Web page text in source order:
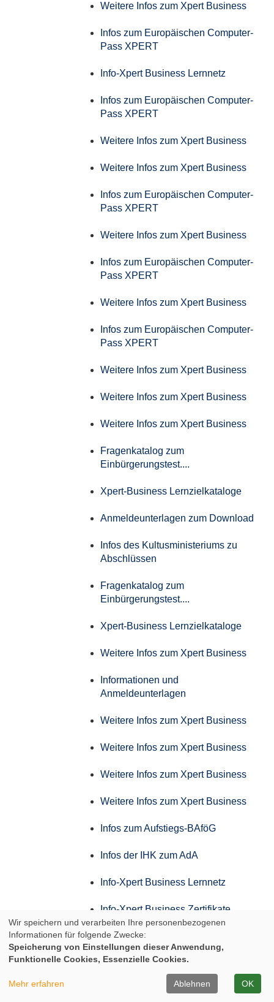
Weitere Infos zum Xpert Business
Infos zum Europäischen Computer-
Pass XPERT
Info-Xpert Business Lernnetz
Infos zum Europäischen Computer-
Pass XPERT
Weitere Infos zum Xpert Business
Weitere Infos zum Xpert Business
Infos zum Europäischen Computer-
Pass XPERT
Weitere Infos zum Xpert Business
Infos zum Europäischen Computer-
Pass XPERT
Weitere Infos zum Xpert Business
Infos zum Europäischen Computer-
Pass XPERT
Weitere Infos zum Xpert Business
Weitere Infos zum Xpert Business
Weitere Infos zum Xpert Business
Fragenkatalog zum
Einbürgerungstest....
Xpert-Business Lernzielkataloge
Anmeldeunterlagen zum Download
Infos des Kultusministeriums zu
Abschlüssen
Fragenkatalog zum
Einbürgerungstest....
Xpert-Business Lernzielkataloge
Weitere Infos zum Xpert Business
Informationen und
Anmeldeunterlagen
Weitere Infos zum Xpert Business
Weitere Infos zum Xpert Business
Weitere Infos zum Xpert Business
Weitere Infos zum Xpert Business
Infos zum Aufstiegs-BAföG
Infos der IHK zum AdA
Info-Xpert Business Lernnetz
Info-Xpert Business Zertifikate
Weitere Infos zum Xpert Business
Weitere Infos zum Xpert Business
Weitere Infos zum Xpert Business
Wir speichern und verarbeiten Ihre personenbezogenen
Informationen für folgende Zwecke:
Speicherung von Einstellungen dieser Anwendung,
Funktionelle Cookies, Essenzielle Cookies.
Mehr erfahren Ablehnen OK